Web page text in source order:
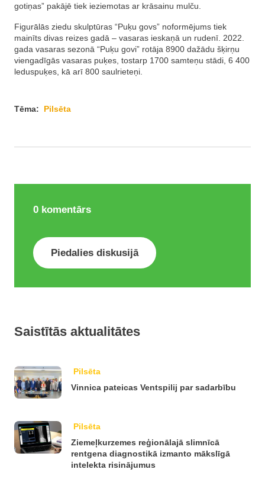
gotiņas” pakājē tiek ieziemotas ar krāsainu mulču.
Figurālās ziedu skulptūras “Puķu govs” noformējums tiek
mainīts divas reizes gadā – vasaras ieskaņā un rudenī. 2022.
gada vasaras sezonā “Puķu govi” rotāja 8900 dažādu šķirņu
viengadīgās vasaras puķes, tostarp 1700 samteņu stādi, 6 400
leduspuķes, kā arī 800 saulrieteņi.
Tēma: Pilsēta
0 komentārs
Piedalies diskusijā
Saistītās aktualitātes
Pilsēta
Vinnica pateicas Ventspilij par sadarbību
Pilsēta
Ziemeļkurzemes reģionālajā slimnīcā
rentgena diagnostikā izmanto mākslīgā
intelekta risinājumus